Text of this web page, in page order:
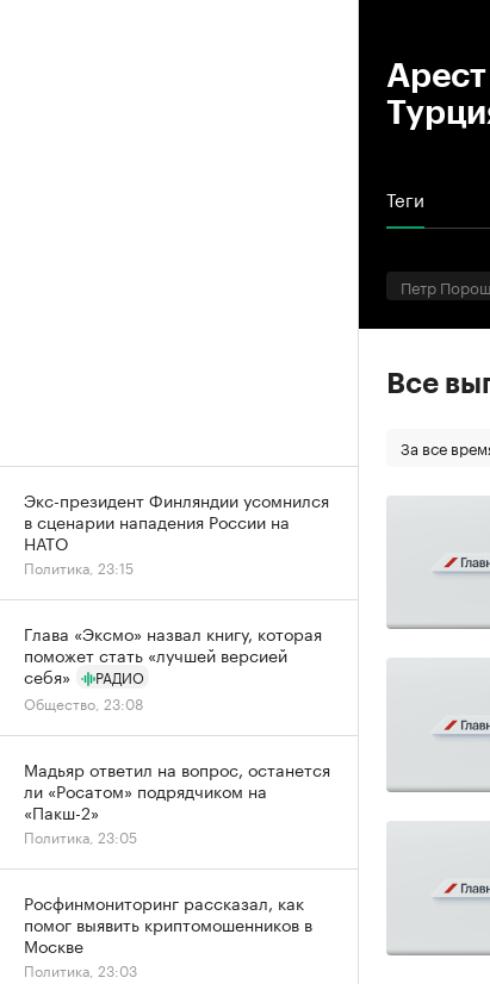
Теги
Петр
Все
За все
Экс-президент Финляндии усомнился
в сценарии нападения России на
НАТО
Политика, 23:15
Глава «Эксмо» назвал книгу, которая
поможет стать «лучшей версией
себя»
РАДИО
Общество, 23:08
Мадьяр ответил на вопрос, останется
ли «Росатом» подрядчиком на
«Пакш-2»
Политика, 23:05
Росфинмониторинг рассказал, как
помог выявить криптомошенников в
Москве
Политика, 23:03